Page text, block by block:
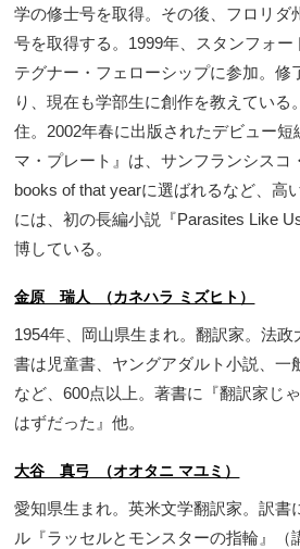
学の修士号を取得。その後、フロリダ
号を取得する。1999年、スタンフォー
テグナー・フェローシップに参加。修
り、現在も学部生に創作を教えている
住。2002年春に出版されたデビュー短
マ・プレート』は、サンフランシスコ
books of that yearに選ばれるなど、高
には、初の長編小説『Parasites Like
博している。
金原 瑞人 （カネハラ ミズヒト）
1954年、岡山県生まれ。翻訳家。法政
書は児童書、ヤングアダルト小説、一
など、600点以上。著書に『翻訳家じ
はずだった』他。
大谷 真弓 （オオタニ マユミ）
愛知県生まれ。英米文学翻訳家。訳書
ル『ラッセルとモンスターの指輪』（